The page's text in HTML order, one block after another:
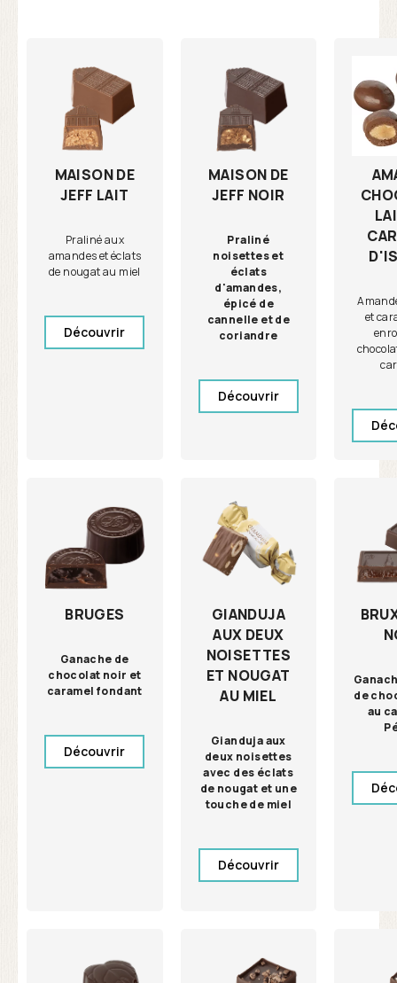
MAISON DE
JEFF LAIT
Praliné aux
amandes et éclats
de nougat au miel
Découvrir
MAISON DE
JEFF NOIR
Praliné
noisettes et
éclats
d'amandes,
épicé de
cannelle et de
coriandre
Découvrir
et
BRUGES
Ganache de
chocolat noir et
caramel fondant
Découvrir
GIANDUJA
AUX DEUX
NOISETTES
ET NOUGAT
AU MIEL
Gianduja aux
deux noisettes
avec des éclats
de nougat et une
touche de miel
Découvrir
de
au